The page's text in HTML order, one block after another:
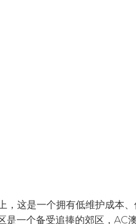
，这是一个拥有低维护成本
一个备受追捧的郊区，AC